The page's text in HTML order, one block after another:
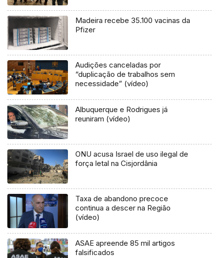
Madeira recebe 35.100 vacinas da
Pfizer
Audições canceladas por
“duplicação de trabalhos sem
necessidade” (vídeo)
Albuquerque e Rodrigues já
reuniram (vídeo)
ONU acusa Israel de uso ilegal de
força letal na Cisjordânia
Taxa de abandono precoce
continua a descer na Região
(vídeo)
ASAE apreende 85 mil artigos
falsificados